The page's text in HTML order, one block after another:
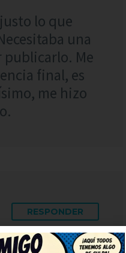
lo que
una
publicarlo. Me
final, es
me hizo
RESPONDER